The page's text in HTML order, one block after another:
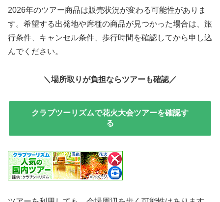
2026年のツアー商品は販売状況が変わる可能性がありま
す。希望する出発地や席種の商品が見つかった場合は、旅
行条件、キャンセル条件、歩行時間を確認してから申し込
んでください。
＼場所取りが負担ならツアーも確認／
クラブツーリズムで花火大会ツアーを確認す
る